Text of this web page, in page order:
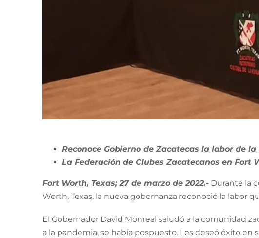
Reconoce Gobierno de Zacatecas la labor de
La Federación de Clubes Zacatecanos en Fort
Fort Worth, Texas; 27 de marzo de 2022.- Durante la
Worth, Texas, la nueva gobernanza reconoció la labor
El Gobernador David Monreal saludó a la comunidad
a la pandemia, se había pospuesto. Les deseó éxito en